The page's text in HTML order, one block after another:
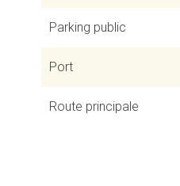
Parking public
Port
Route principale